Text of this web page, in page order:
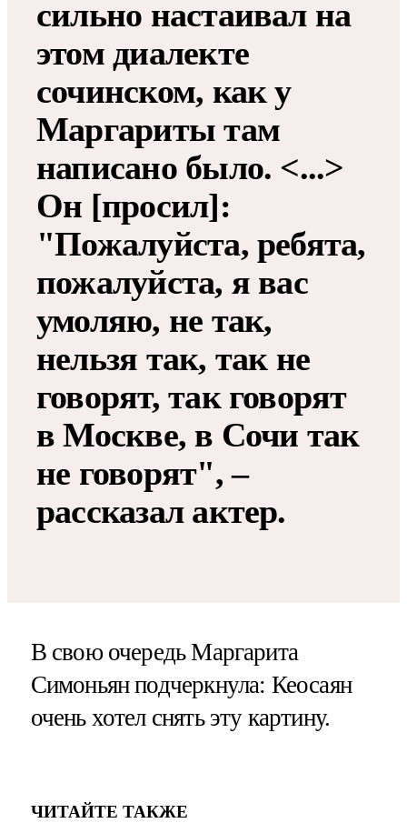
сильно настаивал на
этом диалекте
сочинском, как у
Маргариты там
написано было. <...>
Он [просил]:
"Пожалуйста, ребята,
пожалуйста, я вас
умоляю, не так,
нельзя так, так не
говорят, так говорят
в Москве, в Сочи так
не говорят", –
рассказал актер.
В свою очередь Маргарита
Симоньян подчеркнула: Кеосаян
очень хотел снять эту картину.
ЧИТАЙТЕ ТАКЖЕ